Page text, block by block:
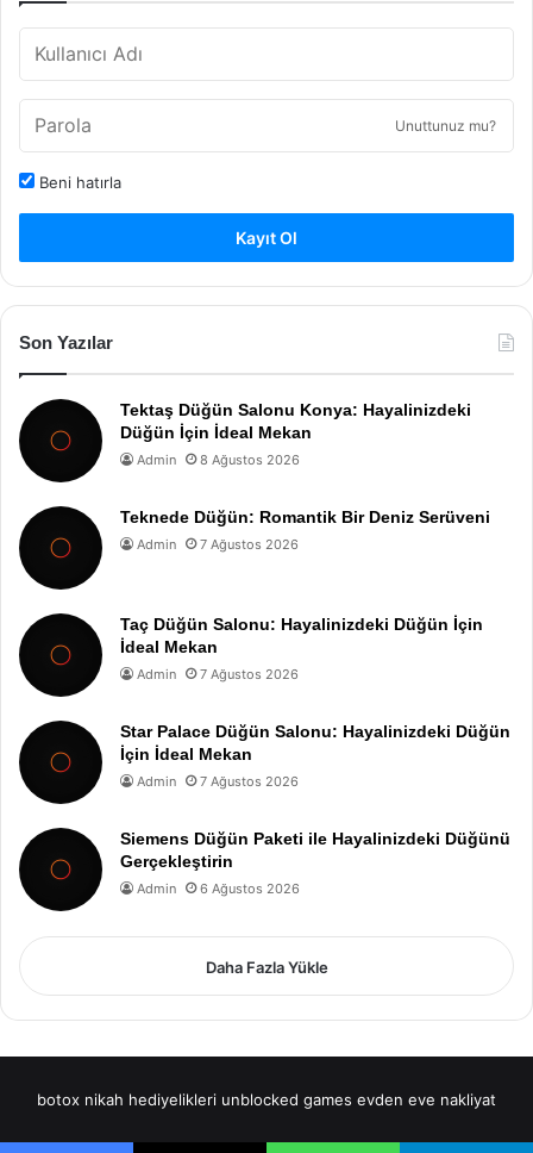
Unuttunuz mu?
Beni hatırla
Kayıt Ol
Son Yazılar
Tektaş Düğün Salonu Konya: Hayalinizdeki
Düğün İçin İdeal Mekan
Admin 8 Ağustos 2026
Teknede Düğün: Romantik Bir Deniz Serüveni
Admin 7 Ağustos 2026
Taç Düğün Salonu: Hayalinizdeki Düğün İçin
İdeal Mekan
Admin 7 Ağustos 2026
Star Palace Düğün Salonu: Hayalinizdeki Düğün
İçin İdeal Mekan
Admin 7 Ağustos 2026
Siemens Düğün Paketi ile Hayalinizdeki Düğünü
Gerçekleştirin
Admin 6 Ağustos 2026
Daha Fazla Yükle
botox nikah hediyelikleri unblocked games evden eve nakliyat